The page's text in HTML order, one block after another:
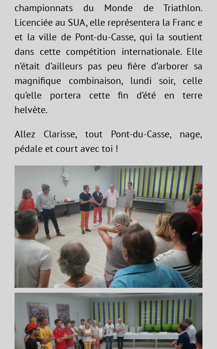
championnats du Monde de Triathlon.
Licenciée au SUA, elle représentera la Franc e
et la ville de Pont-du-Casse, qui la soutient
dans cette compétition internationale. Elle
n’était d’ailleurs pas peu fière d’arborer sa
magnifique combinaison, lundi soir, celle
qu’elle portera cette fin d’été en terre
helvète.
Allez Clarisse, tout Pont-du-Casse, nage,
pédale et court avec toi !